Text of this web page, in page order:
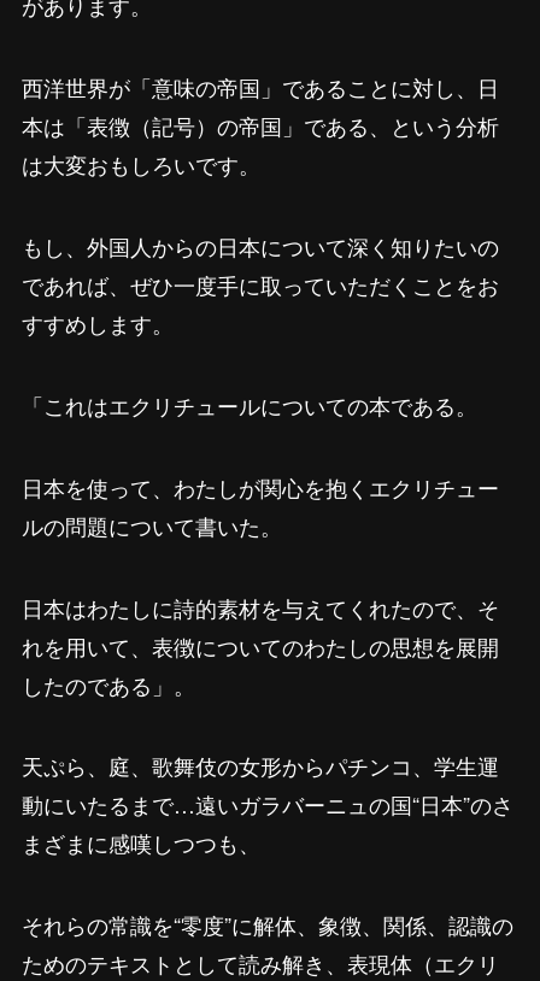
西洋世界が「意味の帝国」であることに対し、日
本は「表徴（記号）の帝国」である、という分析
は大変おもしろいです。
もし、外国人からの日本について深く知りたいの
であれば、ぜひ一度手に取っていただくことをお
すすめします。
「これはエクリチュールについての本である。
日本を使って、わたしが関心を抱くエクリチュー
ルの問題について書いた。
日本はわたしに詩的素材を与えてくれたので、そ
れを用いて、表徴についてのわたしの思想を展開
したのである」。
天ぷら、庭、歌舞伎の女形からパチンコ、学生運
動にいたるまで…遠いガラバーニュの国“日本”のさ
まざまに感嘆しつつも、
それらの常識を“零度”に解体、象徴、関係、認識の
ためのテキストとして読み解き、表現体（エクリ